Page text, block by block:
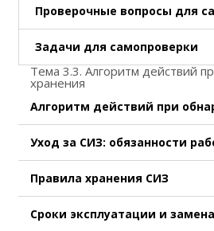
Проверочные вопросы для
Задачи для самопроверки
Тема 3.3. Алгоритм действий
хранения
Алгоритм действий при
Уход за СИЗ: обязанности
Правила хранения СИЗ
Сроки эксплуатации и